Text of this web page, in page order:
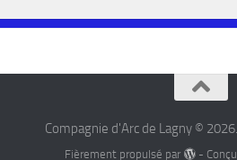
Compagnie d'Arc de Lagny ©
Fièrement propulsé par -